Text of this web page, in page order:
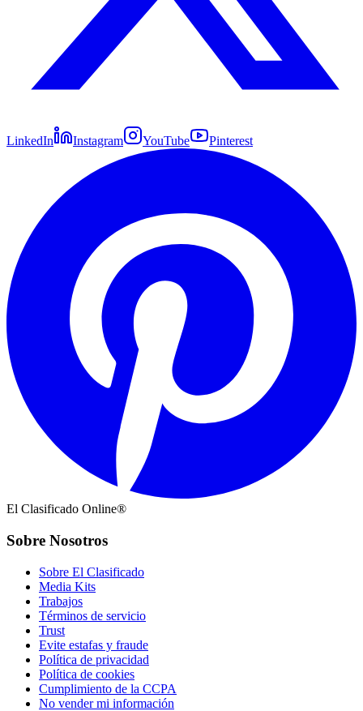
LinkedIn Instagram YouTube Pinterest
El Clasificado Online®
Sobre Nosotros
Sobre El Clasificado
Media Kits
Trabajos
Términos de servicio
Trust
Evite estafas y fraude
Política de privacidad
Política de cookies
Cumplimiento de la CCPA
No vender mi información